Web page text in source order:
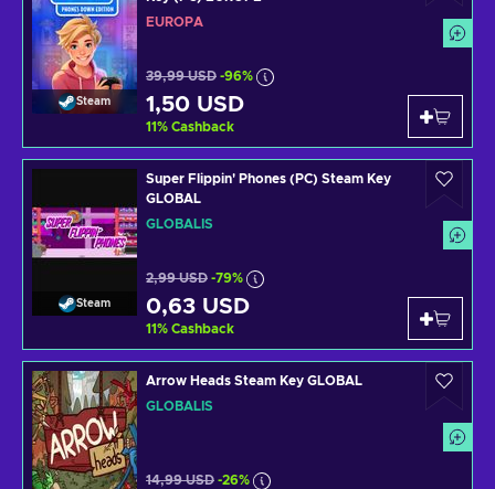
Steam
EURÓPA
39,99 USD -96%
1,50 USD
11% Cashback
Steam
Super Flippin' Phones (PC) Steam Key
GLOBAL
GLOBÁLIS
2,99 USD -79%
0,63 USD
11% Cashback
Arrow Heads Steam Key GLOBAL
GLOBÁLIS
14,99 USD -26%